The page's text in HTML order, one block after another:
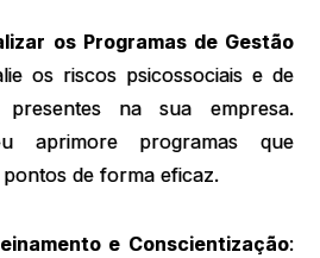
os Programas de Gestão
os riscos psicossociais e de
presentes na sua empresa.
aprimore programas que
de forma eficaz.
e Conscientização: